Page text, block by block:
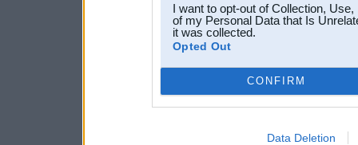
I want to opt-out of Collection,
of my Personal Data that Is
it was collected.
Opted Out
CONFIRM
Data Deletion